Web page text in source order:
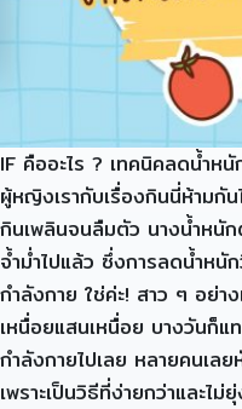
IF คืออะไร ? เทคนิคลดน้ำ
ผู้หญิงเรากับเรื่องกินนี่ห้ามกั
กินเพลินจนลืมตัว นางน้ำหนั
จ้ำม่ำไปแล้ว ซึ่งการลดน้ำหนั
กำลังกาย ใช่ค่ะ! สาว ๆ อย่า
เหนื่อยแสนเหนื่อย บางวันก็แ
กำลังกายไปเลย หลายคนเล
เพราะเป็นวิธีที่ง่ายกว่าและไ